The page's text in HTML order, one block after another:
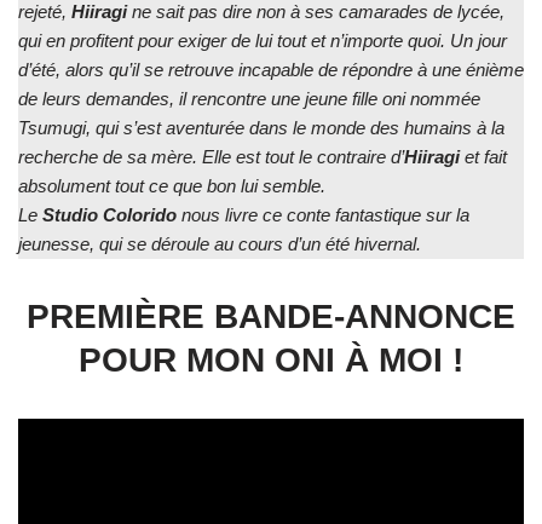
rejeté, Hiiragine sait pas dire non à ses camarades de lycée,
qui en profitent pour exiger de lui tout et n’importe quoi. Un jour
d’été, alors qu’il se retrouve incapable de répondre à une énième
de leurs demandes, il rencontre une jeune fille oni nommée
Tsumugi, qui s’est aventurée dans le monde des humains à la
recherche de sa mère. Elle est tout le contraire d’Hiiragiet fait
absolument tout ce que bon lui semble.
Le Studio Colorido nous livre ce conte fantastique sur la
jeunesse, qui se déroule au cours d’un été hivernal.
PREMIÈRE BANDE-ANNONCE
POUR MON ONI À MOI !